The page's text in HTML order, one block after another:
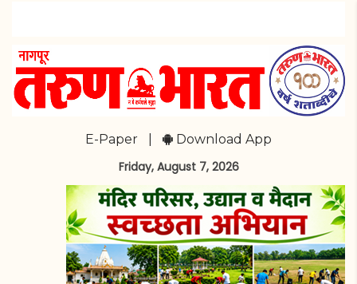
E-Paper Download App
Friday, August 7, 2026